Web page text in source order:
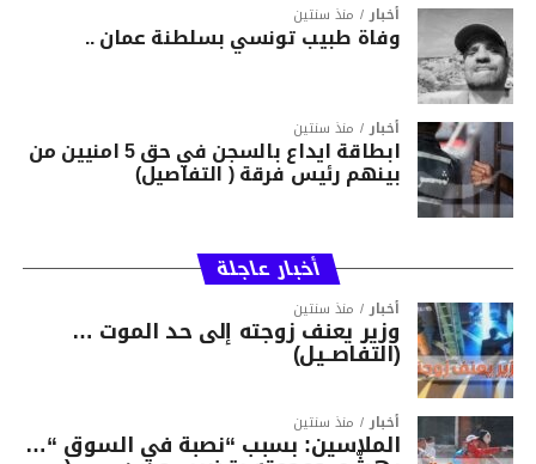
أخبار منذ سنتين
وفاة طبيب تونسي بسلطنة عمان ..
أخبار منذ سنتين
ابطاقة ايداع بالسجن في حق 5 امنيين من
بينهم رئيس فرقة ( التفاصيل)
أخبار عاجلة
أخبار منذ سنتين
وزير يعنف زوجته إلى حد الموت …
(التفاصــيل)
أخبار منذ سنتين
الملاسين: بسبب “نصبة في السوق “…